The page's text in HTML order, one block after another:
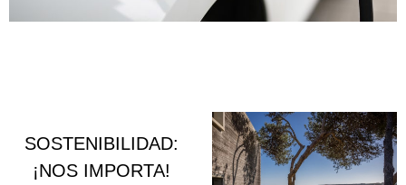
SOSTENIBILIDAD:
¡NOS IMPORTA!